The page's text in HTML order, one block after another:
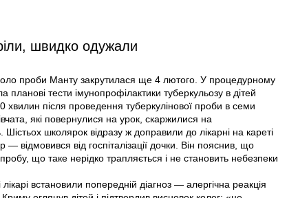
швидко одужали
проби Манту закрутилася ще 4 лютого. У процедурному
планові тести імунопрофілактики туберкульозу в дітей
хвилин після проведення туберкулінової проби в семи
які повернулися на урок, скаржилися на
школярок відразу ж доправили до лікарні на кареті
відмовився від госпіталізації дочки. Він пояснив, що
що таке нерідко трапляється і не становить небезпеки
встановили попередній діагноз — алергічна реакція